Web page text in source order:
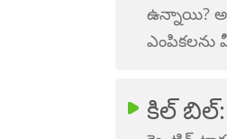
ఉన్నాయి?
ఎంపికలను
కిల్